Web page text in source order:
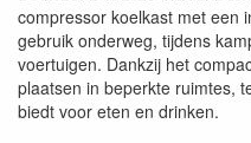
compressor koelkast met een
gebruik onderweg, tijdens
voertuigen. Dankzij het
plaatsen in beperkte ruimtes,
biedt voor eten en drinken.